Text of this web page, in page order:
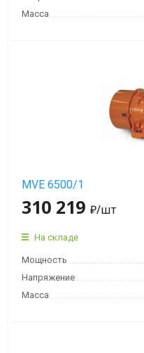
Масса
MVE 6500/1
310 219 ₽/шт
На складе
Мощность
Напряжение
Масса